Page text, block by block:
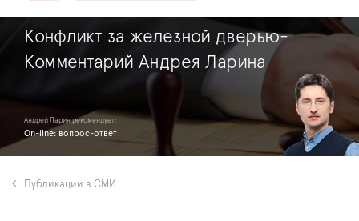
Конфликт за железной дверью-
Комментарий Андрея Ларина
Андрей Ларин рекомендует:
On-line: вопрос-ответ
Публикации в СМИ